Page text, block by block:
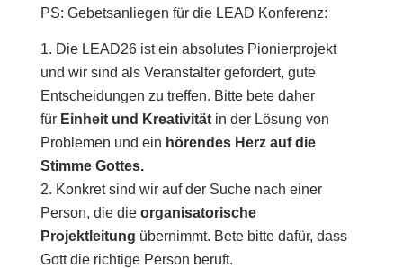
PS: Gebetsanliegen für die LEAD Konferenz:
Die LEAD26 ist ein absolutes Pionierprojekt
und wir sind als Veranstalter gefordert, gute
Entscheidungen zu treffen. Bitte bete daher
für Einheit und Kreativitätin der Lösung von
Problemen und ein hörendes Herz auf die
Stimme Gottes.
Konkret sind wir auf der Suche nach einer
Person, die die organisatorische
Projektleitung übernimmt. Bete bitte dafür, dass
Gott die richtige Person beruft.